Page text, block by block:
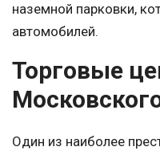
наземной парковки,
автомобилей.
Торговые
Один из наиболее